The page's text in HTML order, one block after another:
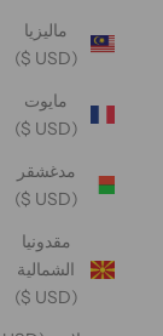
ماليزيا
(USD $)
مايوت
(USD $)
مدغشقر
(USD $)
مقدونيا
الشمالية
(USD $)